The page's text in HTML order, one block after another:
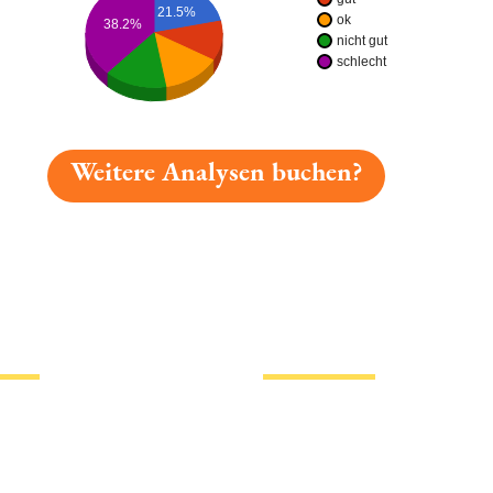
ok
nicht gut
schlecht
21.5%
38.2%
Weitere Analysen buchen?